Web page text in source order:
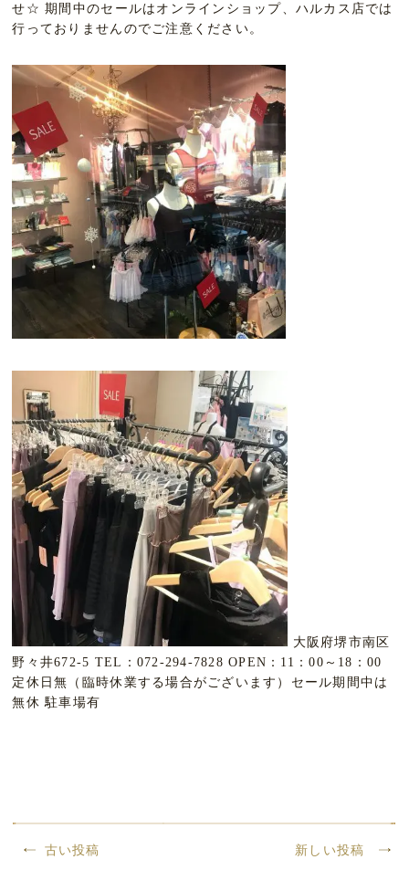
せ☆ 期間中のセールはオンラインショップ、ハルカス店では
行っておりませんのでご注意ください。
大阪府堺市南区
野々井672-5 TEL：072-294-7828 OPEN：11：00～18：00
定休日無（臨時休業する場合がございます）セール期間中は
無休 駐車場有
古い投稿 新しい投稿